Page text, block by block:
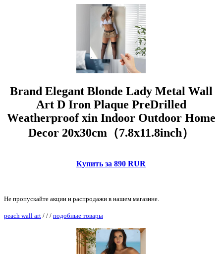
Brand Elegant Blonde Lady Metal Wall
Art D Iron Plaque PreDrilled
Weatherproof xin Indoor Outdoor Home
Decor 20x30cm（7.8x11.8inch）
Купить за 890 RUR
Не пропускайте акции и распродажи в нашем магазине.
peach wall art / / / подобные товары